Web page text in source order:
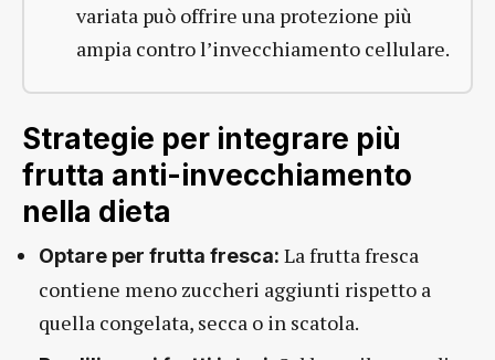
variata può offrire una protezione più
ampia contro l’invecchiamento cellulare.
Strategie per integrare più
frutta anti-invecchiamento
nella dieta
Optare per frutta fresca: La frutta fresca
contiene meno zuccheri aggiunti rispetto a
quella congelata, secca o in scatola.